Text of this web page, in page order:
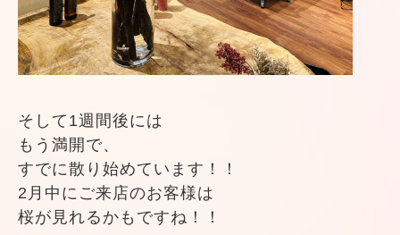
そして1週間後には
もう満開で、
すでに散り始めています！！
2月中にご来店のお客様は
桜が見れるかもですね！！